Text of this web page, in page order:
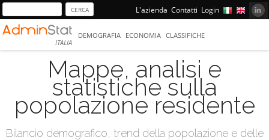
L'azienda Contatti Login
ITALIA
DEMOGRAFIA ECONOMIA CLASSIFICHE
Mappe, analisi e
statistiche sulla
popolazione residente
Bilancio demografico, trend della popolazione e delle